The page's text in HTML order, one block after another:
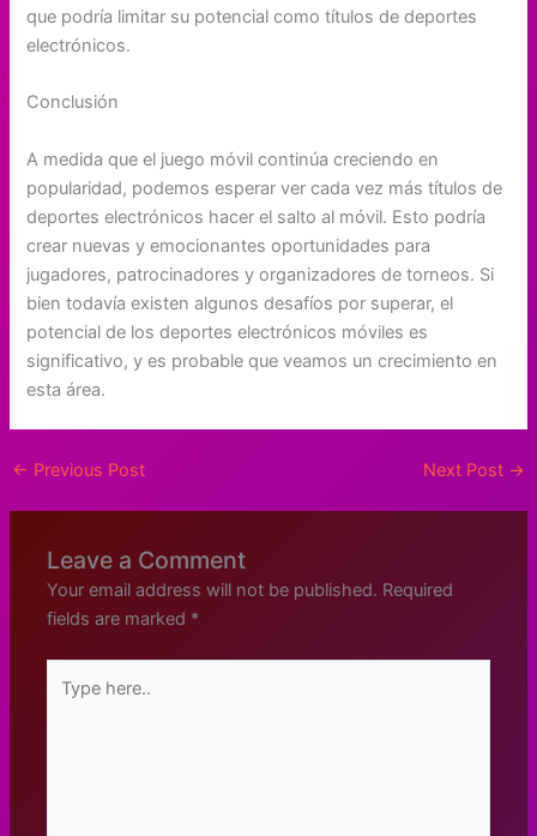
que podría limitar su potencial como títulos de deportes
electrónicos.
Conclusión
A medida que el juego móvil continúa creciendo en
popularidad, podemos esperar ver cada vez más títulos de
deportes electrónicos hacer el salto al móvil. Esto podría
crear nuevas y emocionantes oportunidades para
jugadores, patrocinadores y organizadores de torneos. Si
bien todavía existen algunos desafíos por superar, el
potencial de los deportes electrónicos móviles es
significativo, y es probable que veamos un crecimiento en
esta área.
← Previous Post Next Post →
Leave a Comment
Your email address will not be published. Required
fields are marked *
here..